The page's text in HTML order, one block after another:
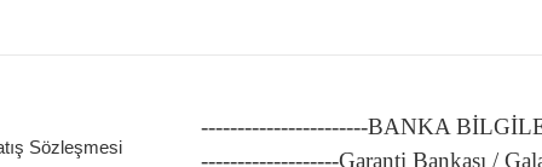
Sözleşmesi
-----------------------BANKA
-------------------Garanti Bankası /